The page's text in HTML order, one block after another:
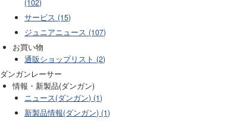
(102)
サービス (15)
ジュニアニュース (107)
お買い物
通販ショップリスト (2)
ダンガンレーサー
情報・新製品(ダンガン)
ニュース(ダンガン) (1)
新製品情報(ダンガン) (1)